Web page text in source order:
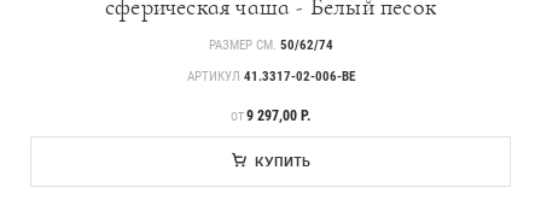
сферическая чаша - Белый песок
РАЗМЕР СМ. 50/62/74
АРТИКУЛ 41.3317-02-006-BE
ЦЕНА
ОТ9 297,00 Р.
КУПИТЬ